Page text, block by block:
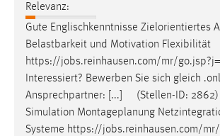
Relevanz:
Gute Englischkenntnisse Zielorientiertes
Belastbarkeit und Motivation Flexibilität
https://jobs.reinhausen.com/mr/
Interessiert? Bewerben Sie sich gleich
Ansprechpartner: [...] (Stellen-ID: 2862)
Simulation Montageplanung
Systeme https://jobs.reinhausen.com/